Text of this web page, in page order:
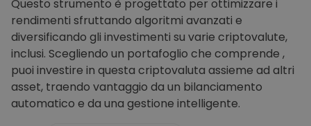
Questo strumento è progettato per ottimizzare i
rendimenti sfruttando algoritmi avanzati e
diversificando gli investimenti su varie criptovalute,
inclusi. Scegliendo un portafoglio che comprende ,
puoi investire in questa criptovaluta assieme ad altri
asset, traendo vantaggio da un bilanciamento
automatico e da una gestione intelligente.